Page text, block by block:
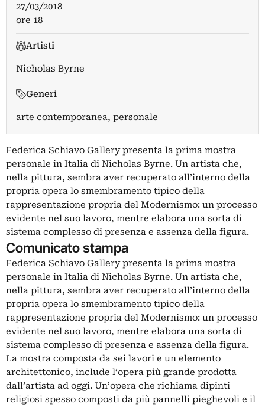
27/03/2018
ore 18
Artisti
Nicholas Byrne
Generi
arte contemporanea, personale
Federica Schiavo Gallery presenta la prima mostra
personale in Italia di Nicholas Byrne. Un artista che,
nella pittura, sembra aver recuperato all’interno della
propria opera lo smembramento tipico della
rappresentazione propria del Modernismo: un processo
evidente nel suo lavoro, mentre elabora una sorta di
sistema complesso di presenza e assenza della figura.
Comunicato stampa
Federica Schiavo Gallery presenta la prima mostra
personale in Italia di Nicholas Byrne. Un artista che,
nella pittura, sembra aver recuperato all’interno della
propria opera lo smembramento tipico della
rappresentazione propria del Modernismo: un processo
evidente nel suo lavoro, mentre elabora una sorta di
sistema complesso di presenza e assenza della figura.
La mostra composta da sei lavori e un elemento
architettonico, include l’opera più grande prodotta
dall’artista ad oggi. Un’opera che richiama dipinti
religiosi spesso composti da più pannelli pieghevoli e il